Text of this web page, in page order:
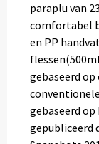
paraplu van
comfortabel
en PP
gebaseerd
gebaseerd
gepubliceerd